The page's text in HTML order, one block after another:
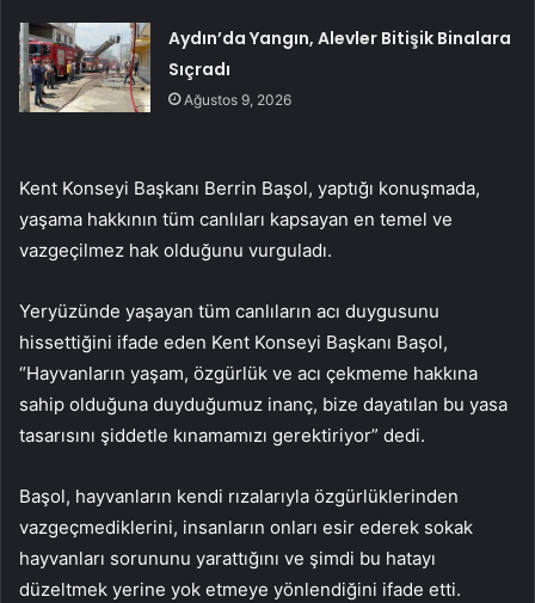
Aydın’da Yangın, Alevler Bitişik Binalara
Sıçradı
Ağustos 9, 2026
Kent Konseyi Başkanı Berrin Başol, yaptığı konuşmada,
yaşama hakkının tüm canlıları kapsayan en temel ve
vazgeçilmez hak olduğunu vurguladı.
Yeryüzünde yaşayan tüm canlıların acı duygusunu
hissettiğini ifade eden Kent Konseyi Başkanı Başol,
“Hayvanların yaşam, özgürlük ve acı çekmeme hakkına
sahip olduğuna duyduğumuz inanç, bize dayatılan bu yasa
tasarısını şiddetle kınamamızı gerektiriyor” dedi.
Başol, hayvanların kendi rızalarıyla özgürlüklerinden
vazgeçmediklerini, insanların onları esir ederek sokak
hayvanları sorununu yarattığını ve şimdi bu hatayı
düzeltmek yerine yok etmeye yönlendiğini ifade etti.